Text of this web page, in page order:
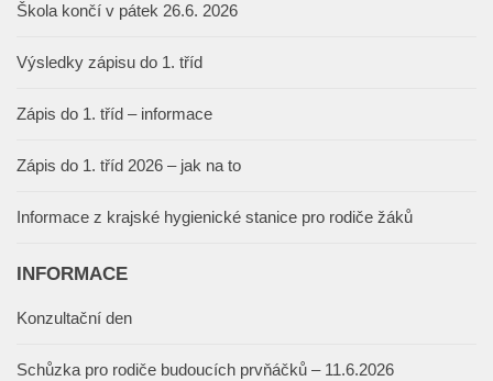
Škola končí v pátek 26.6. 2026
Výsledky zápisu do 1. tříd
Zápis do 1. tříd – informace
Zápis do 1. tříd 2026 – jak na to
Informace z krajské hygienické stanice pro rodiče žáků
INFORMACE
Konzultační den
Schůzka pro rodiče budoucích prvňáčků – 11.6.2026